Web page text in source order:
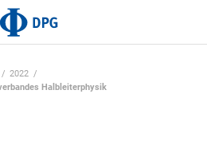
2022
Halbleiterphysik